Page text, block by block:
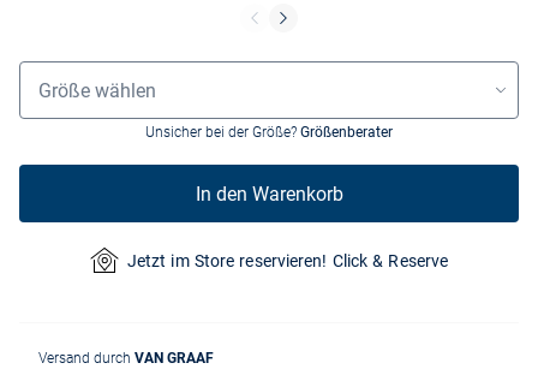
Größenauswahl
Größe wählen
Unsicher bei der Größe? Größenberater
In den Warenkorb
Jetzt im Store reservieren! Click & Reserve
Versand durch VAN GRAAF